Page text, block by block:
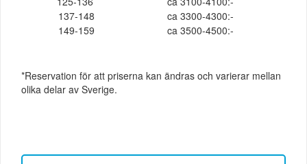
137-148
ca 3300-4300:-
149-159
ca 3500-4500:-
*Reservation för att priserna kan ändras och varierar mellan
olika delar av Sverige.